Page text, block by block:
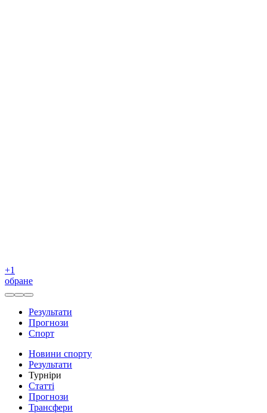
+1
обране
Результати
Прогнози
Спорт
Новини спорту
Результати
Турніри
Статті
Прогнози
Трансфери